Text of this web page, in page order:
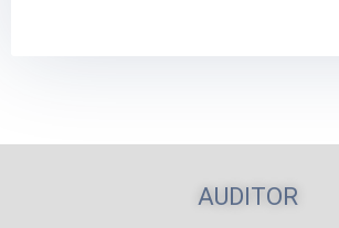
AUDITOR